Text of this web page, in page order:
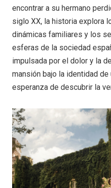
encontrar a su hermano
siglo XX, la historia explora
dinámicas familiares y los
esferas de la sociedad
impulsada por el dolor y la
mansión bajo la identidad de
esperanza de descubrir la